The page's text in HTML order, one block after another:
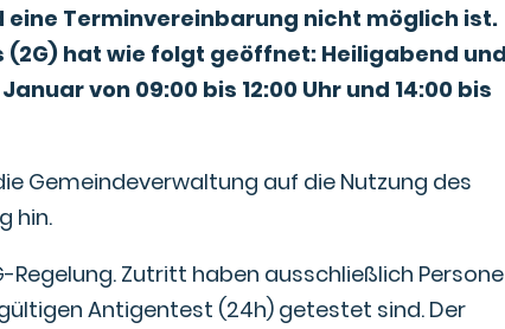
Terminvereinbarung nicht möglich ist.
hat wie folgt geöffnet: Heiligabend
von 09:00 bis 12:00 Uhr und 14:00 bis
Gemeindeverwaltung auf die Nutzung des
hin.
Regelung. Zutritt haben ausschließlich
Antigentest (24h) getestet sind. Der